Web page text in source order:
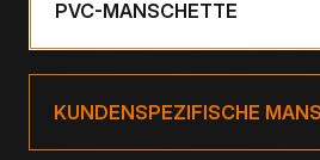
PVC-MANSCHETTE
KUNDENSPEZIFISCHE